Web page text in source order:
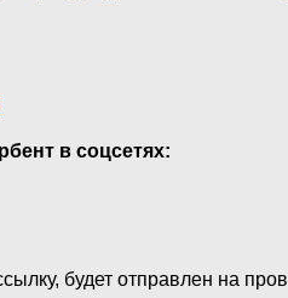
в соцсетях:
будет отправлен на